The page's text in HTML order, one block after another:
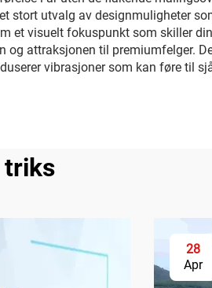
stort utvalg av designmuligheter
et visuelt fokuspunkt som skiller
attraksjonen til premiumfelger.
vibrasjoner som kan føre til
triks
28
Apr